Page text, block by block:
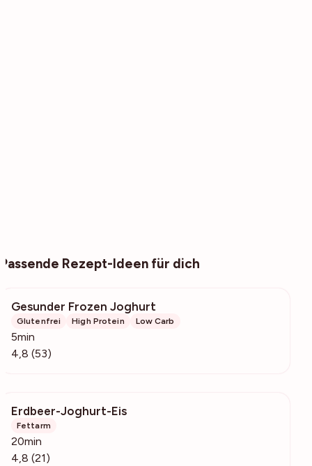
Passende Rezept-Ideen für dich
Gesunder Frozen Joghurt
Glutenfrei High Protein Low Carb
5min
4,8 (53)
Erdbeer-Joghurt-Eis
Fettarm
20min
4,8 (21)